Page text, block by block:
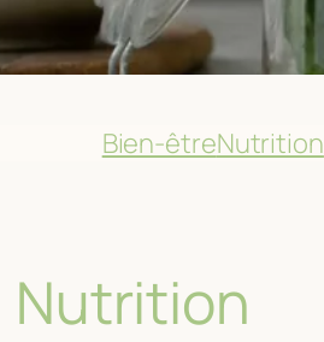
Bien-êtreNutrition
Nutrition